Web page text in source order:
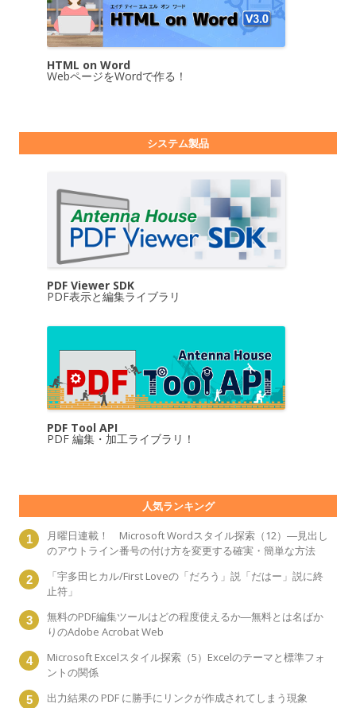
HTML on Word
WebページをWordで作る！
システム製品
PDF Viewer SDK
PDF表示と編集ライブラリ
PDF Tool API
PDF 編集・加工ライブラリ！
人気ランキング
月曜日連載！ Microsoft Wordスタイル探索（12）―見出し
のアウトライン番号の付け方を変更する確実・簡単な方法
「宇多田ヒカル/First Loveの「だろう」説「だはー」説に終
止符」
無料のPDF編集ツールはどの程度使えるか―無料とは名ばか
りのAdobe Acrobat Web
Microsoft Excelスタイル探索（5）Excelのテーマと標準フォ
ントの関係
出力結果の PDF に勝手にリンクが作成されてしまう現象